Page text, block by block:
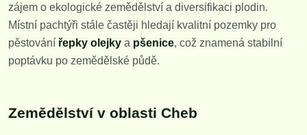
zájem o ekologické zemědělství a diversifikaci plodin.
Místní pachtýři stále častěji hledají kvalitní pozemky pro
pěstování řepky olejky a pšenice, což znamená stabilní
poptávku po zemědělské půdě.
Zemědělství v oblasti Cheb